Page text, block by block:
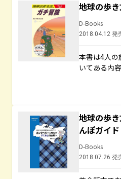
地球の歩
D-Books
2018.04.12 発
本書は4人の
いてある内
地球の歩
んぽガイ
D-Books
2018.07.26 発